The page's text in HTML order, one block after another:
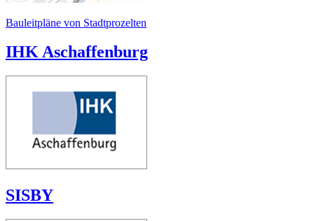
Bauleitpläne von Stadtprozelten
IHK Aschaffenburg
SISBY